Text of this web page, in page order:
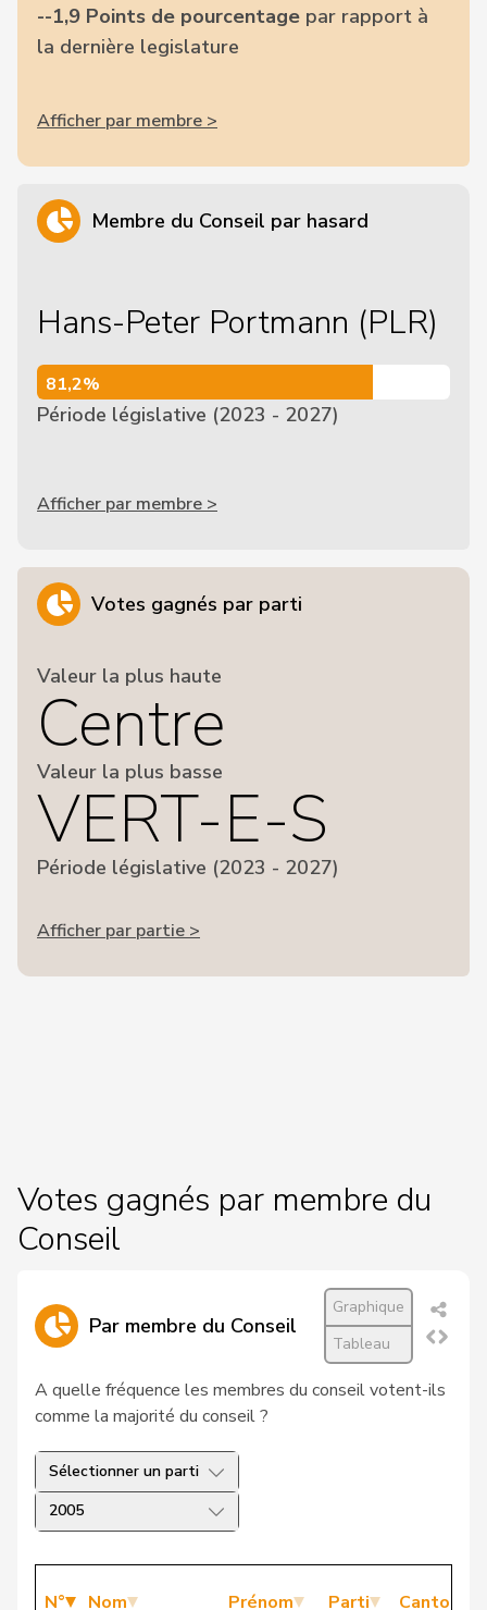
--1,9 Points de pourcentage par rapport à
la dernière legislature
Afficher par membre >
Membre du Conseil par hasard
Hans-Peter Portmann (PLR)
81,2%
81,2%
Période législative (2023 - 2027)
Afficher par membre >
Votes gagnés par parti
Valeur la plus haute
Centre
Valeur la plus basse
VERT-E-S
Période législative (2023 - 2027)
Afficher par partie >
Votes gagnés par membre du
Conseil
Par membre du Conseil
Graphique
Tableau
A quelle fréquence les membres du conseil votent-ils
comme la majorité du conseil ?
Sélectionner un parti
2005
N° Nom Prénom Parti Canton